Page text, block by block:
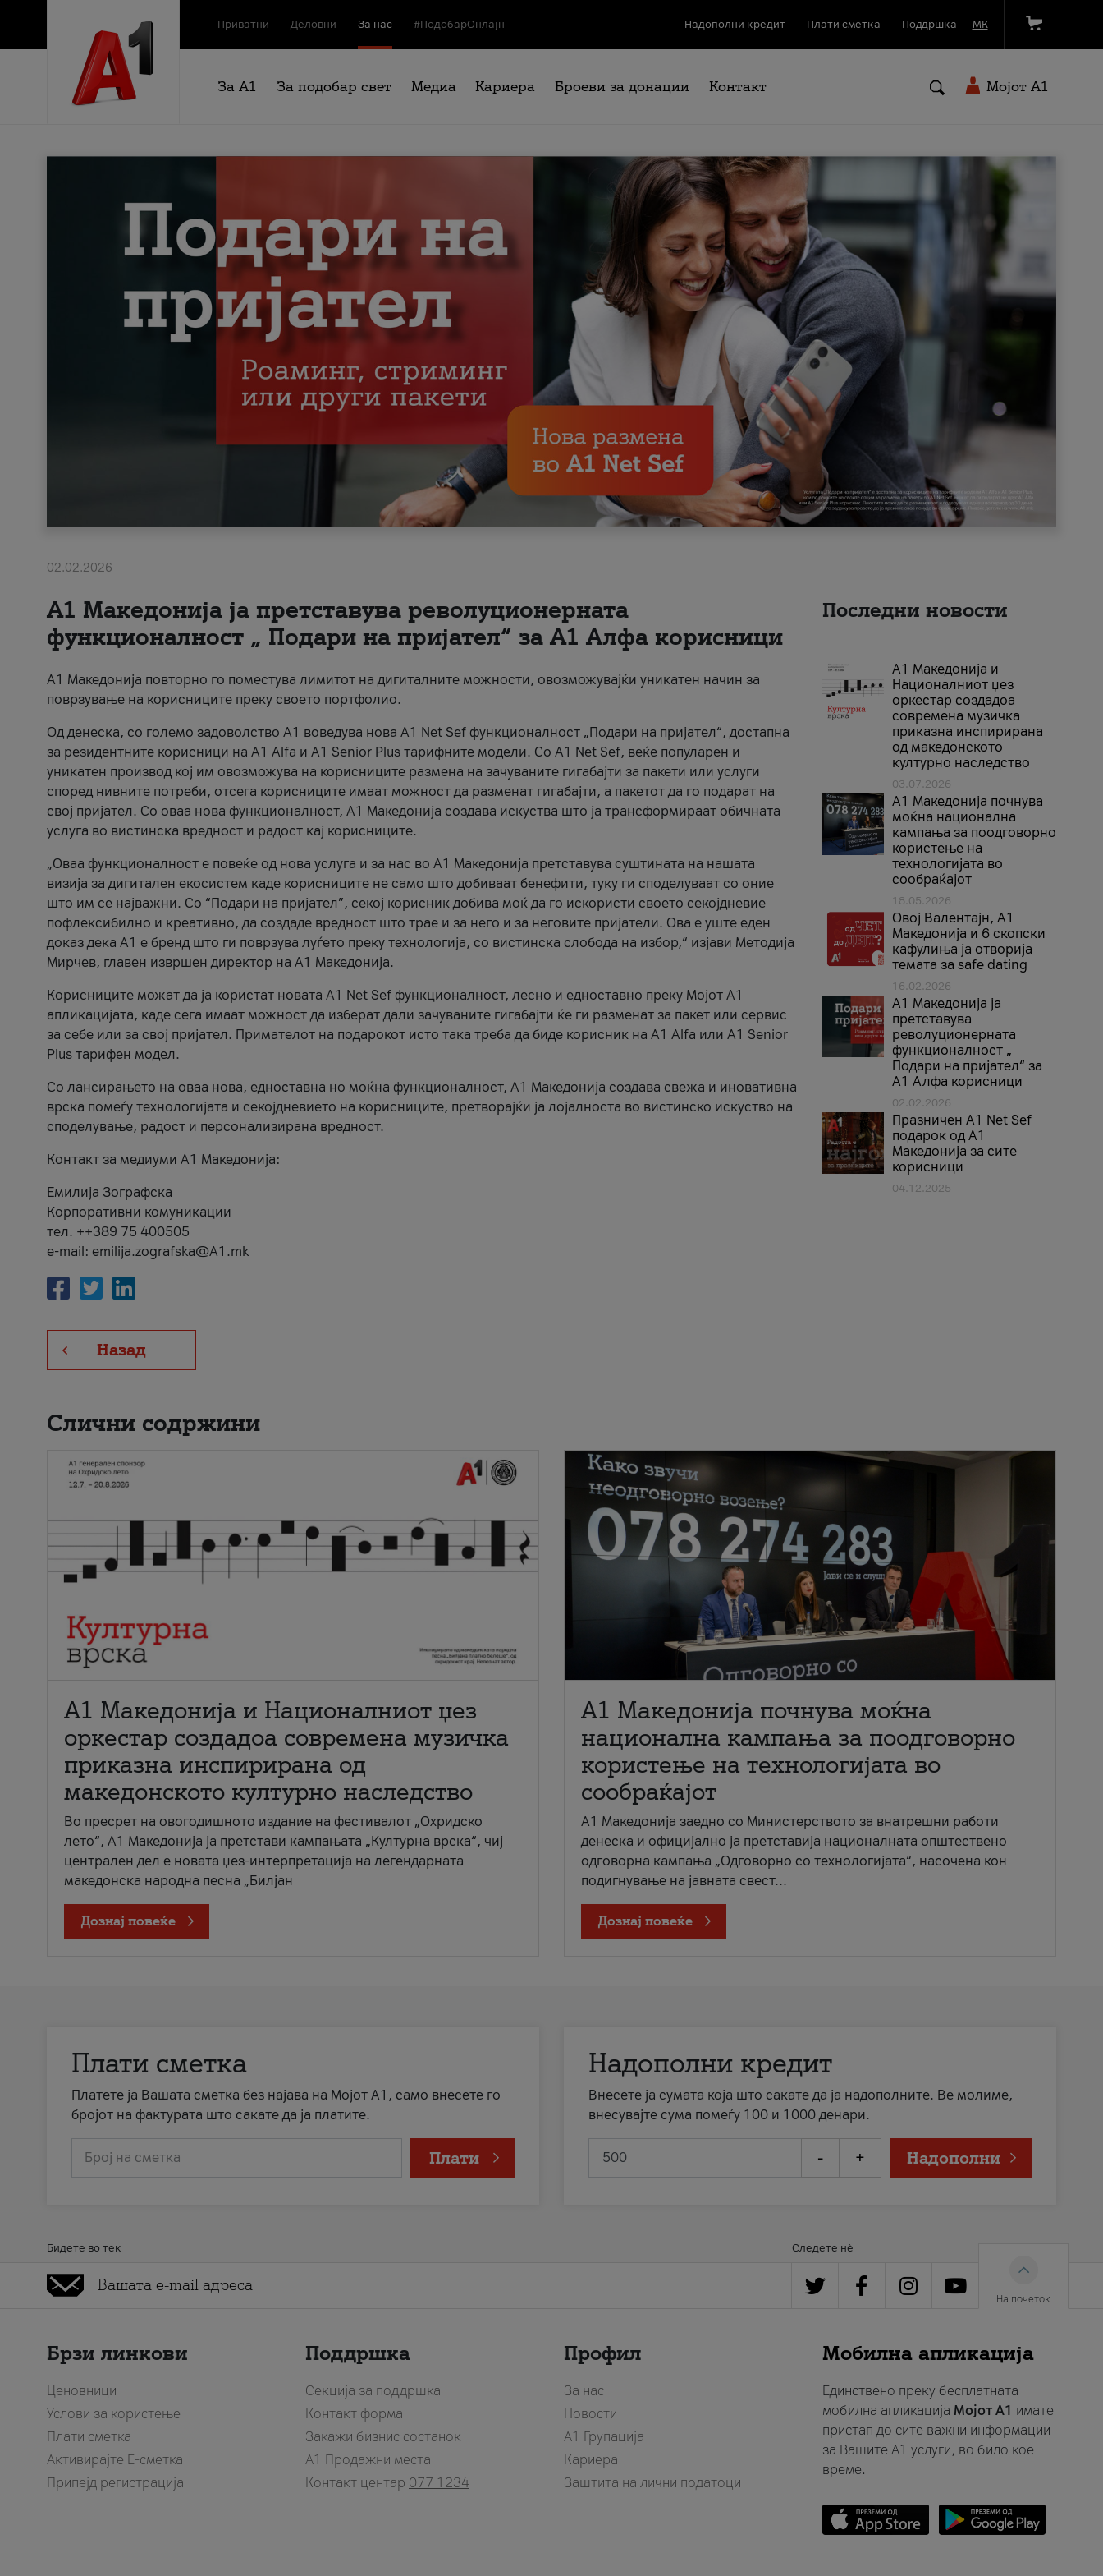
Приватни Деловни За нас #ПодобарОнлајн Надополни кредит Плати сметка Поддршка МК
За А1 За подобар свет Медиа Кариера Броеви за донации Контакт Мојот A1
02.02.2026
А1 Македонија ја претставува револуционерната
функционалност „ Подари на пријател“ за А1 Алфа корисници
А1 Македонија повторно го поместува лимитот на дигиталните можности, овозможувајќи уникатен начин за
поврзување на корисниците преку своето портфолио.
Од денеска, со големо задоволство А1 воведува нова A1 Net Sef функционалност „Подари на пријател“, достапна
за резидентните корисници на А1 Alfa и A1 Senior Plus тарифните модели. Со A1 Net Sef, веќе популарен и
уникатен производ кој им овозможува на корисниците размена на зачуваните гигабајти за пакети или услуги
според нивните потреби, отсега корисниците имаат можност да разменат гигабајти, а пакетот да го подарат на
свој пријател. Со оваа нова функционалност, А1 Македонија создава искуства што ја трансформираат обичната
услуга во вистинска вредност и радост кај корисниците.
„Оваа функционалност е повеќе од нова услуга и за нас во А1 Македонија претставува суштината на нашата
визија за дигитален екосистем каде корисниците не само што добиваат бенефити, туку ги споделуваат со оние
што им се најважни. Со “Подари на пријател”, секој корисник добива моќ да го искористи своето секојдневие
пофлексибилно и креативно, да создаде вредност што трае и за него и за неговите пријатели. Ова е уште еден
доказ дека А1 е бренд што ги поврзува луѓето преку технологија, со вистинска слобода на избор,“ изјави Методија
Мирчев, главен извршен директор на А1 Македонија.
Корисниците можат да ја користат новата А1 Net Sef функционалност, лесно и едноставно преку Мојот А1
апликацијата, каде сега имаат можност да изберат дали зачуваните гигабајти ќе ги разменат за пакет или сервис
за себе или за свој пријател. Примателот на подарокот исто така треба да биде корисник на А1 Alfa или A1 Senior
Plus тарифен модел.
Со лансирањето на оваа нова, едноставна но моќна функционалност, А1 Македонија создава свежа и иновативна
врска помеѓу технологијата и секојдневието на корисниците, претворајќи ја лојалноста во вистинско искуство на
споделување, радост и персонализирана вредност.
Контакт за медиуми А1 Македонија:
Емилија Зографска
Корпоративни комуникации
тел. ++389 75 400505
e-mail: emilija.zografska@A1.mk
Назад
Последни новости
А1 Македонија и
Националниот џез
оркестар создадоа
современа музичка
приказна инспирирана
од македонското
културно наследство
03.07.2026
A1 Македонија почнува
моќна национална
кампања за поодговорно
користење на
технологијата во
сообраќајот
18.05.2026
Овој Валентајн, A1
Македонија и 6 скопски
кафулиња ја отворија
темата за safe dating
16.02.2026
А1 Македонија ја
претставува
револуционерната
функционалност „
Подари на пријател“ за
А1 Алфа корисници
02.02.2026
Празничен A1 Net Sеf
подарок од А1
Македонија за сите
корисници
04.12.2025
Слични содржини
А1 Македонија и Националниот џез
оркестар создадоа современа музичка
приказна инспирирана од
македонското културно наследство
Во пресрет на овогодишното издание на фестивалот „Охридско
лето“, А1 Македонија ја претстави кампањата „Културна врска“, чиј
централен дел е новата џез-интерпретација на легендарната
македонска народна песна „Билјан
Дознај повеќе
A1 Македонија почнува моќна
национална кампања за поодговорно
користење на технологијата во
сообраќајот
A1 Македонија заедно со Министерството за внатрешни работи
денеска и официјално ја претставија националната општествено
одговорна кампања „Одговорно со технологијата“, насочена кон
подигнување на јавната свест...
Дознај повеќе
Плати сметка
Платете ја Вашата сметка без најава на Мојот А1, само внесете го
бројот на фактурата што сакате да ја платите.
Број на сметка Плати
Надополни кредит
Внесете ја сумата која што сакате да ја надополните. Ве молиме,
внесувајте сума помеѓу 100 и 1000 денари.
- + Надополни
Бидете во тек Следете нè
На почеток
Брзи линкови
Ценовници
Услови за користење
Плати сметка
Активирајте Е-сметка
Припејд регистрација
Поддршка
Секција за поддршка
Контакт форма
Закажи бизнис состанок
A1 Продажни места
Контакт центар 077 1234
Профил
За нас
Новости
А1 Групација
Кариера
Заштита на лични податоци
Мобилна апликација
Единствено преку бесплатната
мобилна апликација Мојот A1 имате
пристап до сите важни информации
за Вашите A1 услуги, во било кое
време.